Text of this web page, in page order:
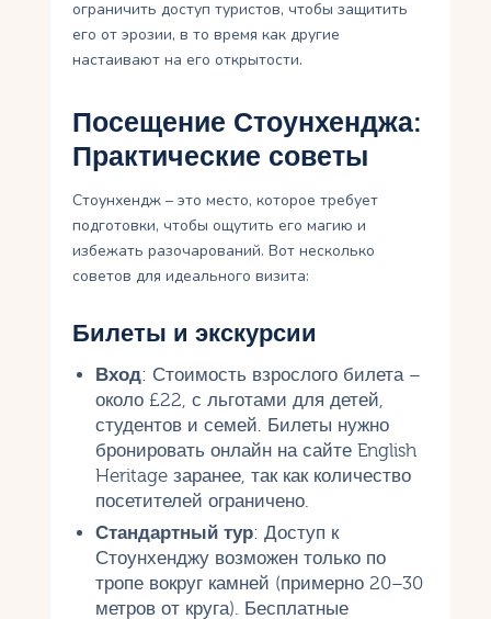
ограничить доступ туристов, чтобы защитить
его от эрозии, в то время как другие
настаивают на его открытости.
Посещение Стоунхенджа:
Практические советы
Стоунхендж – это место, которое требует
подготовки, чтобы ощутить его магию и
избежать разочарований. Вот несколько
советов для идеального визита:
Билеты и экскурсии
Вход: Стоимость взрослого билета –
около £22, с льготами для детей,
студентов и семей. Билеты нужно
бронировать онлайн на сайте English
Heritage заранее, так как количество
посетителей ограничено.
Стандартный тур: Доступ к
Стоунхенджу возможен только по
тропе вокруг камней (примерно 20–30
метров от круга). Бесплатные